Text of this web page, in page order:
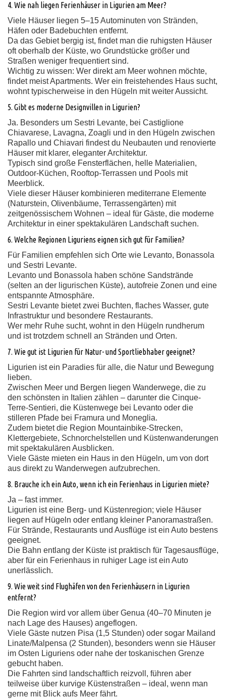
4. Wie nah liegen Ferienhäuser in Ligurien am Meer?
Viele Häuser liegen 5–15 Autominuten von Stränden,
Häfen oder Badebuchten entfernt.
Da das Gebiet bergig ist, findet man die ruhigsten Häuser
oft oberhalb der Küste, wo Grundstücke größer und
Straßen weniger frequentiert sind.
Wichtig zu wissen: Wer direkt am Meer wohnen möchte,
findet meist Apartments. Wer ein freistehendes Haus sucht,
wohnt typischerweise in den Hügeln mit weiter Aussicht.
5. Gibt es moderne Designvillen in Ligurien?
Ja. Besonders um Sestri Levante, bei Castiglione
Chiavarese, Lavagna, Zoagli und in den Hügeln zwischen
Rapallo und Chiavari findest du Neubauten und renovierte
Häuser mit klarer, eleganter Architektur.
Typisch sind große Fensterflächen, helle Materialien,
Outdoor-Küchen, Rooftop-Terrassen und Pools mit
Meerblick.
Viele dieser Häuser kombinieren mediterrane Elemente
(Naturstein, Olivenbäume, Terrassengärten) mit
zeitgenössischem Wohnen – ideal für Gäste, die moderne
Architektur in einer spektakulären Landschaft suchen.
6. Welche Regionen Liguriens eignen sich gut für Familien?
Für Familien empfehlen sich Orte wie Levanto, Bonassola
und Sestri Levante.
Levanto und Bonassola haben schöne Sandstrände
(selten an der ligurischen Küste), autofreie Zonen und eine
entspannte Atmosphäre.
Sestri Levante bietet zwei Buchten, flaches Wasser, gute
Infrastruktur und besondere Restaurants.
Wer mehr Ruhe sucht, wohnt in den Hügeln rundherum
und ist trotzdem schnell an Stränden und Orten.
7. Wie gut ist Ligurien für Natur- und Sportliebhaber geeignet?
Ligurien ist ein Paradies für alle, die Natur und Bewegung
lieben.
Zwischen Meer und Bergen liegen Wanderwege, die zu
den schönsten in Italien zählen – darunter die Cinque-
Terre-Sentieri, die Küstenwege bei Levanto oder die
stilleren Pfade bei Framura und Moneglia.
Zudem bietet die Region Mountainbike-Strecken,
Klettergebiete, Schnorchelstellen und Küstenwanderungen
mit spektakulären Ausblicken.
Viele Gäste mieten ein Haus in den Hügeln, um von dort
aus direkt zu Wanderwegen aufzubrechen.
8. Brauche ich ein Auto, wenn ich ein Ferienhaus in Ligurien miete?
Ja – fast immer.
Ligurien ist eine Berg- und Küstenregion; viele Häuser
liegen auf Hügeln oder entlang kleiner Panoramastraßen.
Für Strände, Restaurants und Ausflüge ist ein Auto bestens
geeignet.
Die Bahn entlang der Küste ist praktisch für Tagesausflüge,
aber für ein Ferienhaus in ruhiger Lage ist ein Auto
unerlässlich.
9. Wie weit sind Flughäfen von den Ferienhäusern in Ligurien
entfernt?
Die Region wird vor allem über Genua (40–70 Minuten je
nach Lage des Hauses) angeflogen.
Viele Gäste nutzen Pisa (1,5 Stunden) oder sogar Mailand
Linate/Malpensa (2 Stunden), besonders wenn sie Häuser
im Osten Liguriens oder nahe der toskanischen Grenze
gebucht haben.
Die Fahrten sind landschaftlich reizvoll, führen aber
teilweise über kurvige Küstenstraßen – ideal, wenn man
gerne mit Blick aufs Meer fährt.